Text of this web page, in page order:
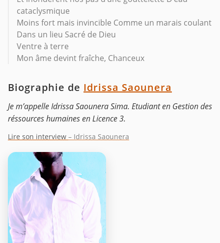
cataclysmique
Moins fort mais invincible Comme un marais coulant
Dans un lieu Sacré de Dieu
Ventre à terre
Mon âme devint fraîche, Chanceux
Biographie de Idrissa Saounera
Je m’appelle Idrissa Saounera Sima. Etudiant en Gestion des
réssources humaines en Licence 3.
Lire son interview – Idrissa Saounera